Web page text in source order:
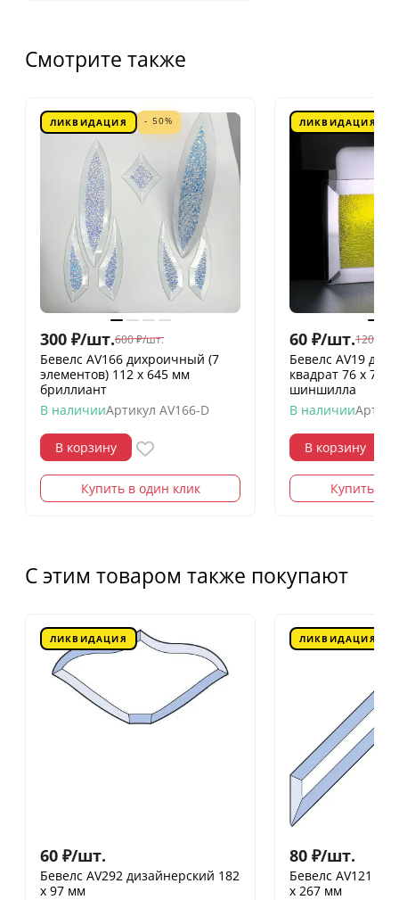
Смотрите также
ЛИКВИДАЦИЯ - 50%
300 ₽/шт.600 ₽/шт.
Бевелс AV166 дихроичный (7
элементов) 112 х 645 мм
бриллиант
В наличииАртикул AV166-D
В корзину
Купить в один клик
ЛИКВИДАЦИЯ
60 ₽/шт.120
Бевелс AV19
квадрат 76 х 76
шиншилла
В наличии
В корзину
Купить в
С этим товаром также покупают
ЛИКВИДАЦИЯ
60 ₽/шт.
Бевелс AV292 дизайнерский 182
х 97 мм
ЛИКВИДАЦИЯ
80 ₽/шт.
Бевелс AV121
х 267 мм